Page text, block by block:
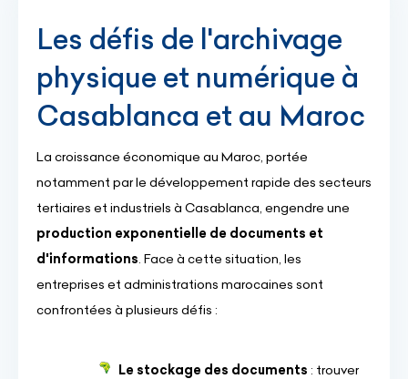
Les défis de l'archivage
physique et numérique à
Casablanca et au Maroc
La croissance économique au Maroc, portée
notamment par le développement rapide des secteurs
tertiaires et industriels à Casablanca, engendre une
production exponentielle de documents et
d'informations. Face à cette situation, les
entreprises et administrations marocaines sont
confrontées à plusieurs défis :
Le stockage des documents : trouver